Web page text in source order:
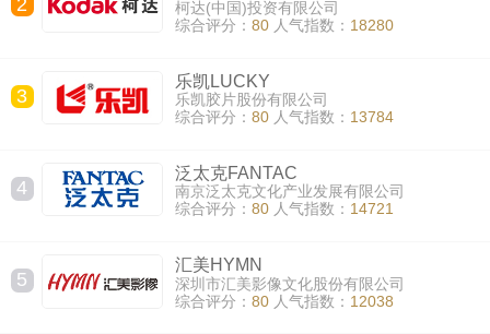
柯达(中国)投资有限公司
综合评分： 80 人气指数： 18280
3
乐凯LUCKY
乐凯胶片股份有限公司
综合评分： 80 人气指数： 13784
4
泛太克FANTAC
南京泛太克文化产业发展有限公司
综合评分： 80 人气指数： 14721
5
汇美HYMN
深圳市汇美影像文化股份有限公司
综合评分： 80 人气指数： 12038